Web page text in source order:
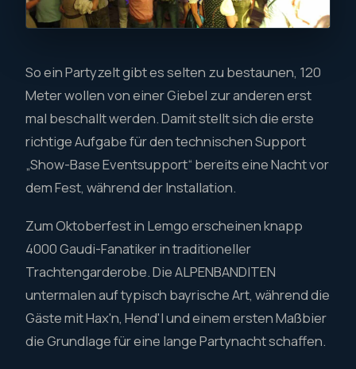
So ein Partyzelt gibt es selten zu bestaunen, 120
Meter wollen von einer Giebel zur anderen erst
mal beschallt werden. Damit stellt sich die erste
richtige Aufgabe für den technischen Support
„Show-Base Eventsupport“ bereits eine Nacht vor
dem Fest, während der Installation.
Zum Oktoberfest in Lemgo erscheinen knapp
4000 Gaudi-Fanatiker in traditioneller
Trachtengarderobe. Die ALPENBANDITEN
untermalen auf typisch bayrische Art, während die
Gäste mit Hax'n, Hend'l und einem ersten Maßbier
die Grundlage für eine lange Partynacht schaffen.